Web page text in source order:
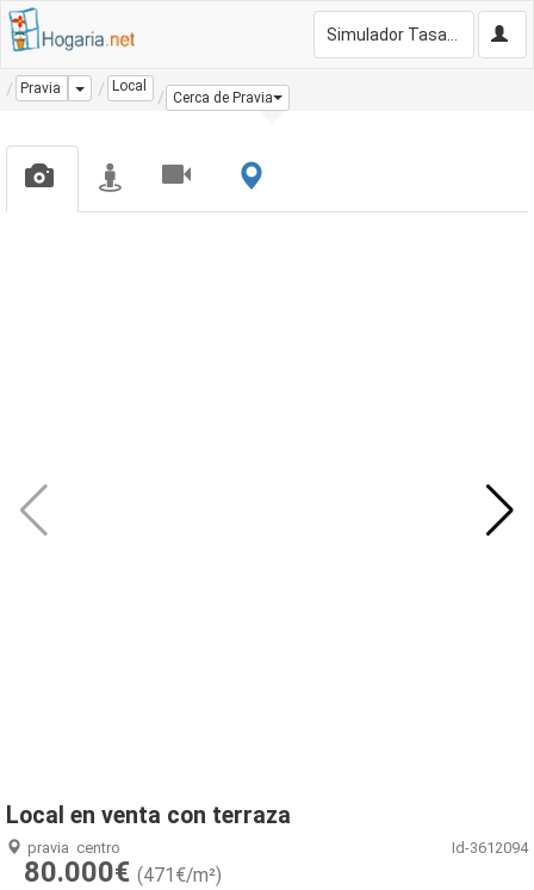
Pravia Dropdown
Local
Cerca de Pravia
Local en venta con terraza
pravia centro Id-3612094
80.000€ (471€/m²)